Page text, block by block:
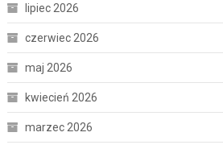
lipiec 2026
czerwiec 2026
maj 2026
kwiecień 2026
marzec 2026